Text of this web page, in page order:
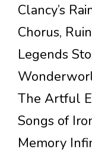
Clancy’s
Chorus,
Legends
The Artful
Songs of
Memory